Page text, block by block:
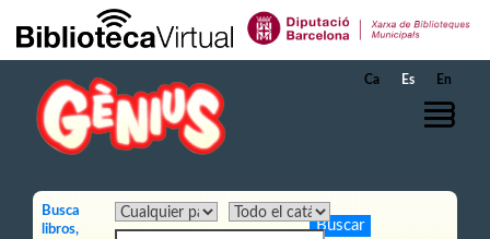
Saltar al contenido principal
Ca Es En
Busca
libros,